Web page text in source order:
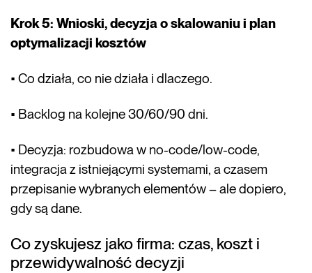
Krok 5: Wnioski, decyzja o skalowaniu i plan
optymalizacji kosztów
• Co działa, co nie działa i dlaczego.
• Backlog na kolejne 30/60/90 dni.
• Decyzja: rozbudowa w no-code/low-code,
integracja z istniejącymi systemami, a czasem
przepisanie wybranych elementów – ale dopiero,
gdy są dane.
Co zyskujesz jako firma: czas, koszt i
przewidywalność decyzji